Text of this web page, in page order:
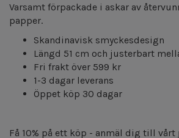
Varsamt förpackade i askar av
papper.
Skandinavisk smyckesdesign
Längd 51 cm och justerbart
Fri frakt över 599 kr
1-3 dagar leverans
Öppet köp 30 dagar
Få 10% på ett köp - anmäl dig till vårt